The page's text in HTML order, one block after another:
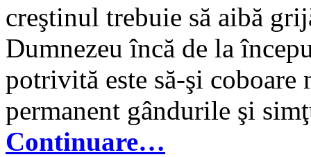
creştinul trebuie să aibă
Dumnezeu încă de la
potrivită este să-şi coboare
permanent gândurile şi
Continuare…